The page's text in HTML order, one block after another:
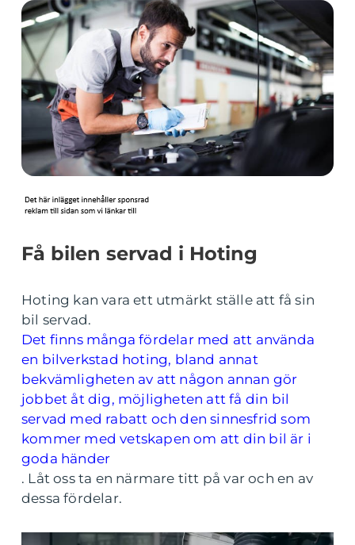
Få bilen servad i Hoting
Hoting kan vara ett utmärkt ställe att få sin
bil servad.
Det finns många fördelar med att använda
en bilverkstad hoting, bland annat
bekvämligheten av att någon annan gör
jobbet åt dig, möjligheten att få din bil
servad med rabatt och den sinnesfrid som
kommer med vetskapen om att din bil är i
goda händer
. Låt oss ta en närmare titt på var och en av
dessa fördelar.